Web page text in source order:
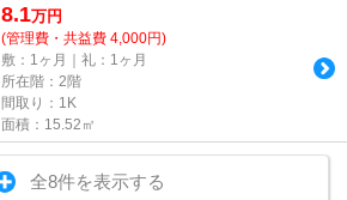
8.1万円
(管理費・共益費 4,000円)
敷：1ヶ月｜礼：1ヶ月
所在階：2階
間取り：1K
面積：15.52㎡
全8件を表示する